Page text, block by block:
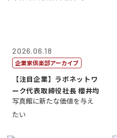
2026.06.18
企業家倶楽部アーカイブ
【注目企業】ラボネットワ
ーク代表取締役社長 櫻井均
写真館に新たな価値を与え
たい